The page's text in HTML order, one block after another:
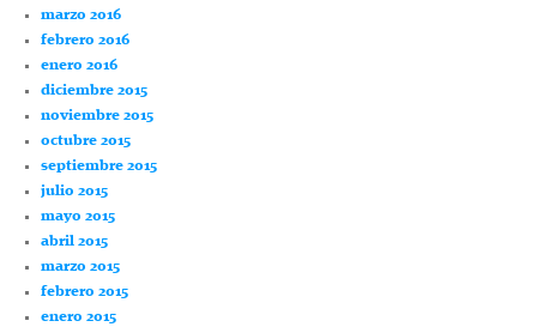
marzo 2016
febrero 2016
enero 2016
diciembre 2015
noviembre 2015
octubre 2015
septiembre 2015
julio 2015
mayo 2015
abril 2015
marzo 2015
febrero 2015
enero 2015